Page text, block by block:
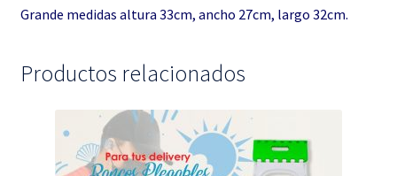
Grande medidas altura 33cm, ancho 27cm, largo 32cm.
Productos relacionados